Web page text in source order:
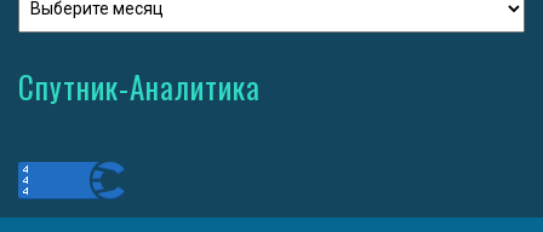
Спутник-Аналитика